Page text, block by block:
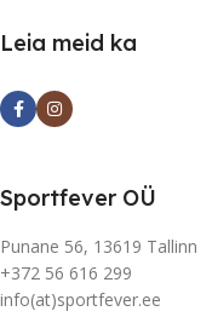
Leia meid ka
Sportfever OÜ
Punane 56, 13619 Tallinn
+372 56 616 299
info(at)sportfever.ee